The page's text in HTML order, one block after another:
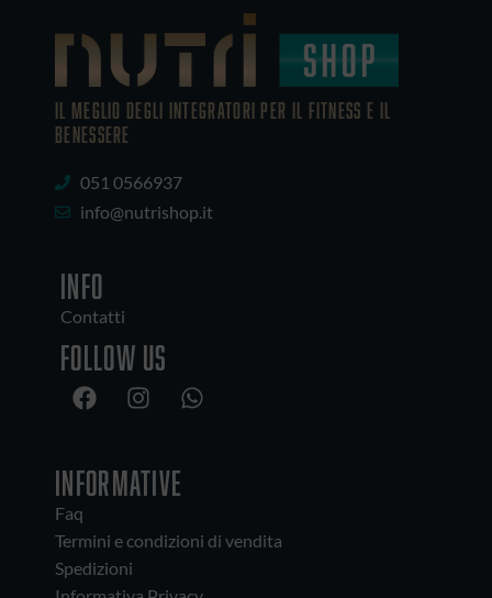
IL MEGLIO DEGLI Integratori PER IL FITNESS E IL
BENESSERE
051 0566937
info@nutrishop.it
INFO
Contatti
Follow us
INFORMATIVE
Faq
Termini e condizioni di vendita
Spedizioni